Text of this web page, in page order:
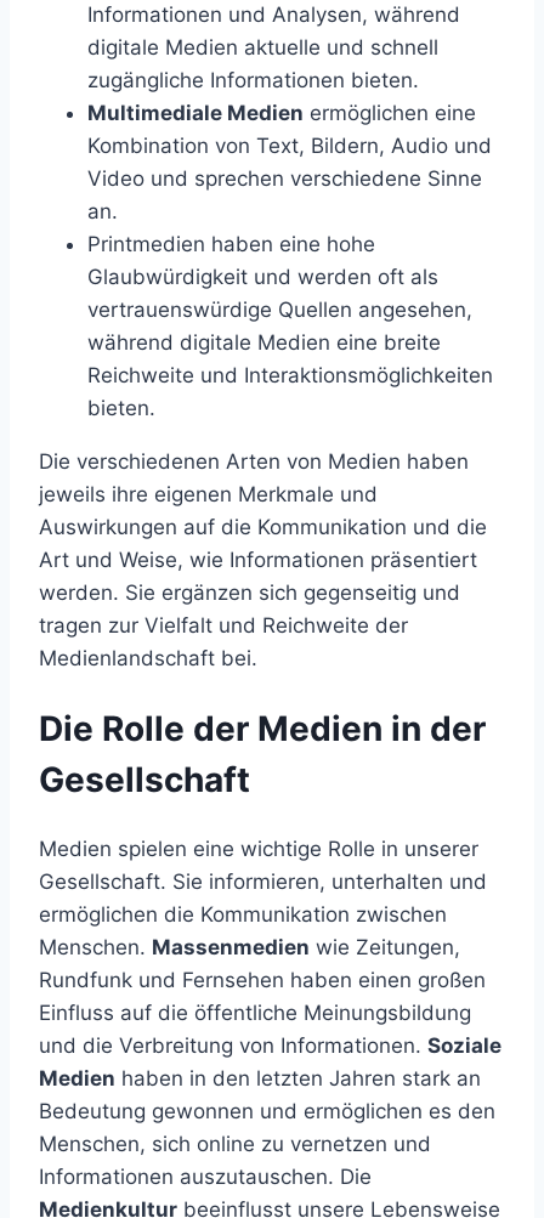
Informationen und Analysen, während
digitale Medien aktuelle und schnell
zugängliche Informationen bieten.
Multimediale Medien ermöglichen eine
Kombination von Text, Bildern, Audio und
Video und sprechen verschiedene Sinne
an.
Printmedien haben eine hohe
Glaubwürdigkeit und werden oft als
vertrauenswürdige Quellen angesehen,
während digitale Medien eine breite
Reichweite und Interaktionsmöglichkeiten
bieten.
Die verschiedenen Arten von Medien haben
jeweils ihre eigenen Merkmale und
Auswirkungen auf die Kommunikation und die
Art und Weise, wie Informationen präsentiert
werden. Sie ergänzen sich gegenseitig und
tragen zur Vielfalt und Reichweite der
Medienlandschaft bei.
Die Rolle der Medien in der
Gesellschaft
Medien spielen eine wichtige Rolle in unserer
Gesellschaft. Sie informieren, unterhalten und
ermöglichen die Kommunikation zwischen
Menschen. Massenmedien wie Zeitungen,
Rundfunk und Fernsehen haben einen großen
Einfluss auf die öffentliche Meinungsbildung
und die Verbreitung von Informationen. Soziale
Medien haben in den letzten Jahren stark an
Bedeutung gewonnen und ermöglichen es den
Menschen, sich online zu vernetzen und
Informationen auszutauschen. Die
Medienkultur beeinflusst unsere Lebensweise